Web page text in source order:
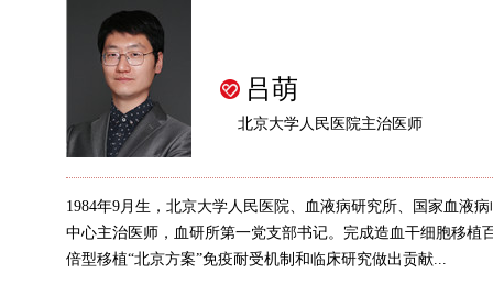
吕萌
北京大学人民医院主治医师
1984年9月生，北京大学人民医院、血液病研究所、国家血液
中心主治医师，血研所第一党支部书记。完成造血干细胞移植
倍型移植“北京方案”免疫耐受机制和临床研究做出贡献...